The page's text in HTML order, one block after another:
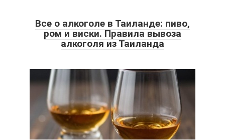
Все о алкоголе в Таиланде: пиво,
ром и виски. Правила вывоза
алкоголя из Таиланда